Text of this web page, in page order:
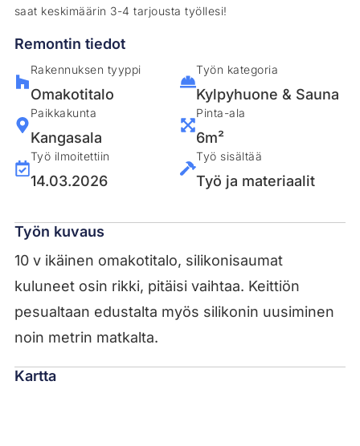
saat keskimäärin 3-4 tarjousta työllesi!
Remontin tiedot
Rakennuksen tyyppi
Omakotitalo
Paikkakunta
Kangasala
Työ ilmoitettiin
14.03.2026
Työn kategoria
Kylpyhuone & Sauna
Pinta-ala
6m²
Työ sisältää
Työ ja materiaalit
Työn kuvaus
10 v ikäinen omakotitalo, silikonisaumat
kuluneet osin rikki, pitäisi vaihtaa. Keittiön
pesualtaan edustalta myös silikonin uusiminen
noin metrin matkalta.
Kartta